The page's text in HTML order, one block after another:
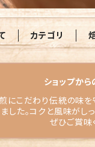
カテゴリ
ショップか
にこだわり伝統の味を
した。コクと風味が
ぜひご賞味